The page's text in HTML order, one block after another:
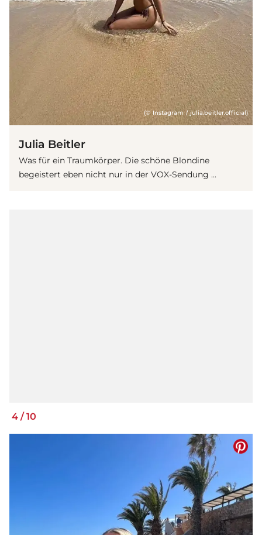
(© Instagram / julia.beitler.official)
Julia Beitler
Was für ein Traumkörper. Die schöne Blondine
begeistert eben nicht nur in der VOX-Sendung ...
4 /10